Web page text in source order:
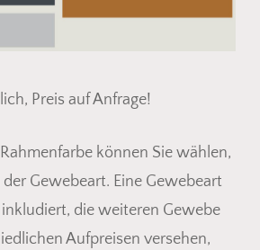
Preis auf Anfrage!
können Sie wählen,
Gewebeart. Eine Gewebeart
die weiteren Gewebe
Aufpreisen versehen,